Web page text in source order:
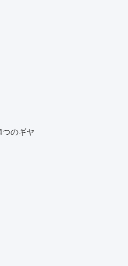
つのギヤ